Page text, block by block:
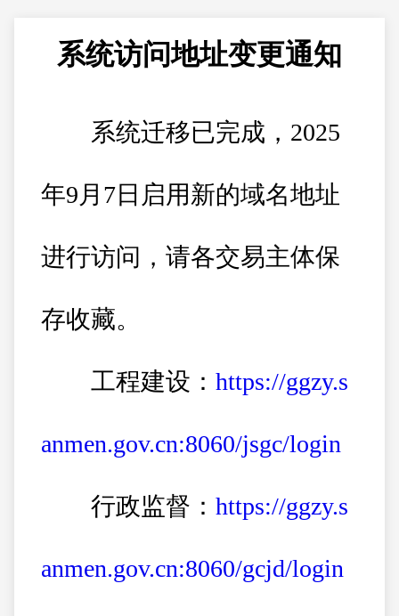
系统访问地址变更通知
系统迁移已完成，2025
年9月7日启用新的域名地址
进行访问，请各交易主体保
存收藏。
工程建设： https://ggzy.s
anmen.gov.cn:8060/jsgc/login
行政监督： https://ggzy.s
anmen.gov.cn:8060/gcjd/login